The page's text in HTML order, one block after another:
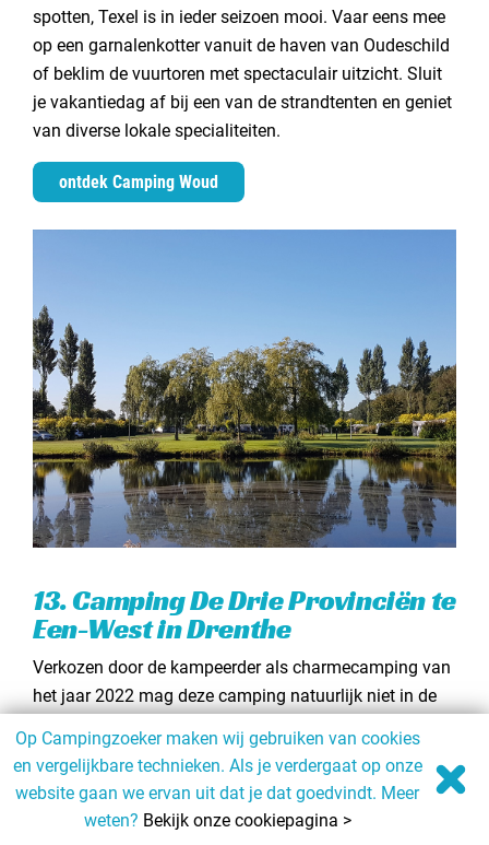
spotten, Texel is in ieder seizoen mooi. Vaar eens mee
op een garnalenkotter vanuit de haven van Oudeschild
of beklim de vuurtoren met spectaculair uitzicht. Sluit
je vakantiedag af bij een van de strandtenten en geniet
van diverse lokale specialiteiten.
ontdek Camping Woud
13. Camping De Drie Provinciën te
Een-West in Drenthe
Verkozen door de kampeerder als charmecamping van
het jaar 2022 mag deze camping natuurlijk niet in de
ontbreken. Een paar dagen op camping de drie
provinciën zal je goed doen! Je kampeert hier in een
parkachtige idyllische omgeving met prachtige planten,
Op Campingzoeker maken wij gebruiken van cookies
en vergelijkbare technieken. Als je verdergaat op onze
website gaan we ervan uit dat je dat goedvindt. Meer
weten? Bekijk onze cookiepagina >